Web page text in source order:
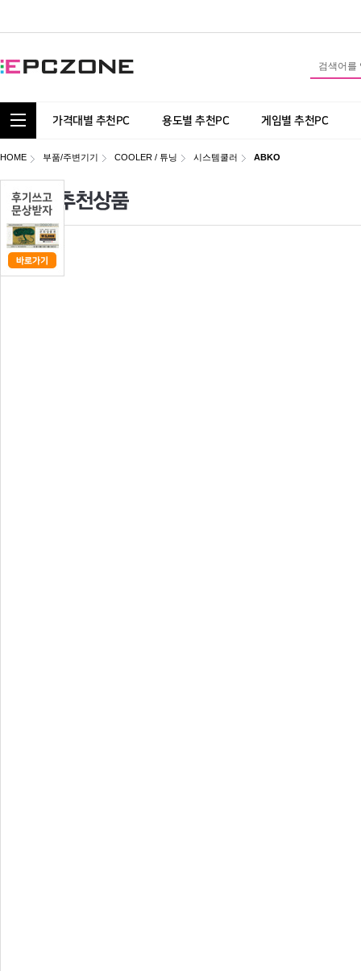
통합 카테고리 보기
가격대별 추천PC 용도별 추천PC 게임별 추천PC
HOME 부품/주변기기 COOLER / 튜닝 시스템쿨러 ABKO